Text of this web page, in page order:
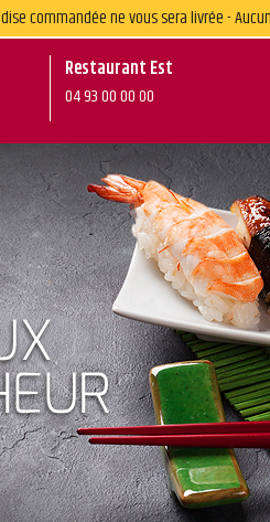
commandée ne vous sera livrée -
Restaurant Est
04 93 00 00 00